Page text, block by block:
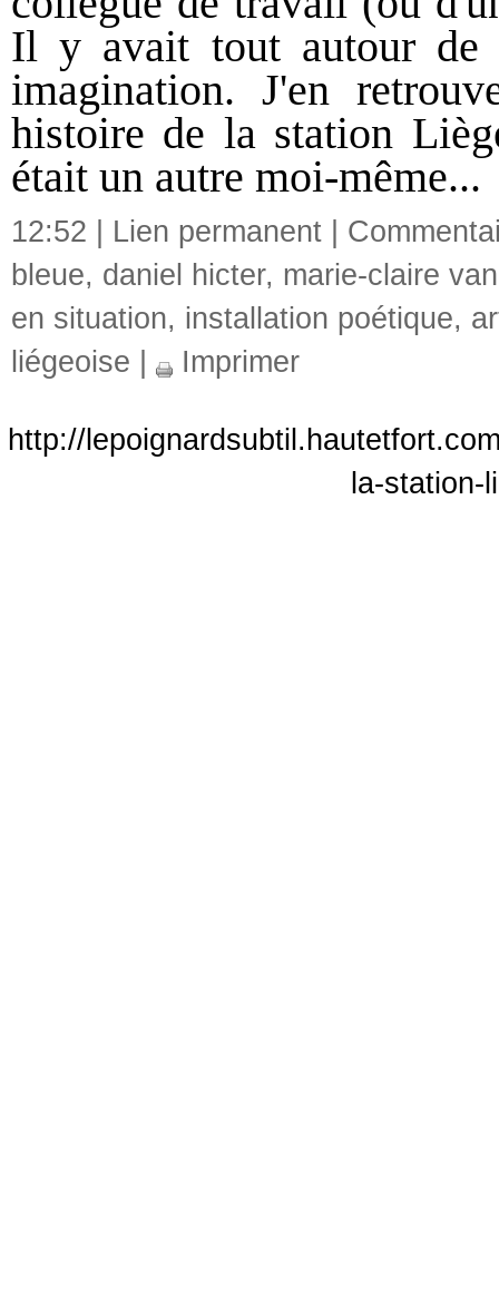
Il y avait tout autour de
imagination. J'en
histoire de la station
était un autre moi-même...
12:52 | Lien permanent
bleue, daniel hicter, marie-claire
en situation, installation poétique,
liégeoise
Imprimer
http://
la-station-